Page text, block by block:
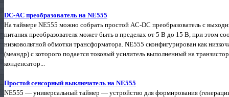
DC-AC преобразователь на NE555
На таймере NE555 можно собрать простой AC-DC преобразователь с
питания преобразователя может быть в пределах от 5 В до 15 В, при этом
низковольтной обмотки трансформатора. NE555 сконфигурирован как
(меандр) с которого подается токовый усилитель выполненный на
конденсатор...
Простой сенсорный выключатель на NE555
NE555 — универсальный таймер — устройство для формирования